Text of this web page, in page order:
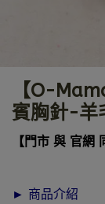
【O-
賓胸針-羊
【門市 與 官網
► 商品介紹